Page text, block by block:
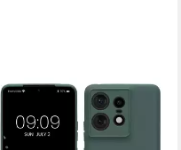
KWMOBILE
Handyhülle Handyhülle für
Motorola Edge 50 Pro Hülle
7,99 €